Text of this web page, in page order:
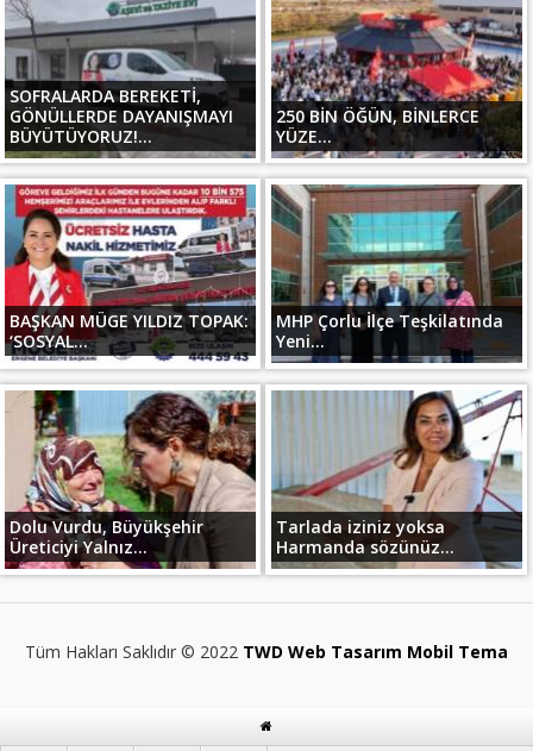
SOFRALARDA BEREKETİ,
GÖNÜLLERDE DAYANIŞMAYI
BÜYÜTÜYORUZ!...
250 BİN ÖĞÜN, BİNLERCE
YÜZE...
BAŞKAN MÜGE YILDIZ TOPAK:
‘SOSYAL...
MHP Çorlu İlçe Teşkilatında
Yeni...
Dolu Vurdu, Büyükşehir
Üreticiyi Yalnız...
Tarlada iziniz yoksa
Harmanda sözünüz...
Tüm Hakları Saklıdır © 2022 TWD Web Tasarım Mobil Tema